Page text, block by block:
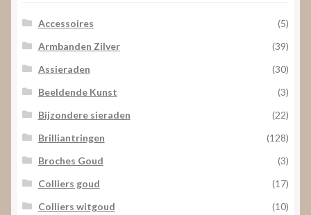
Accessoires
(5)
Armbanden Zilver
(39)
Assieraden
(30)
Beeldende Kunst
(3)
Bijzondere sieraden
(22)
Brilliantringen
(128)
Broches Goud
(3)
Colliers goud
(17)
Colliers witgoud
(10)